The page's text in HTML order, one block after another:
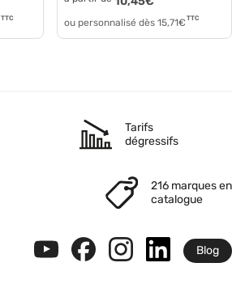
TTC ou personnalisé dès 15,71€ TTC
Tarifs
dégressifs
216 marques en
catalogue
Blog